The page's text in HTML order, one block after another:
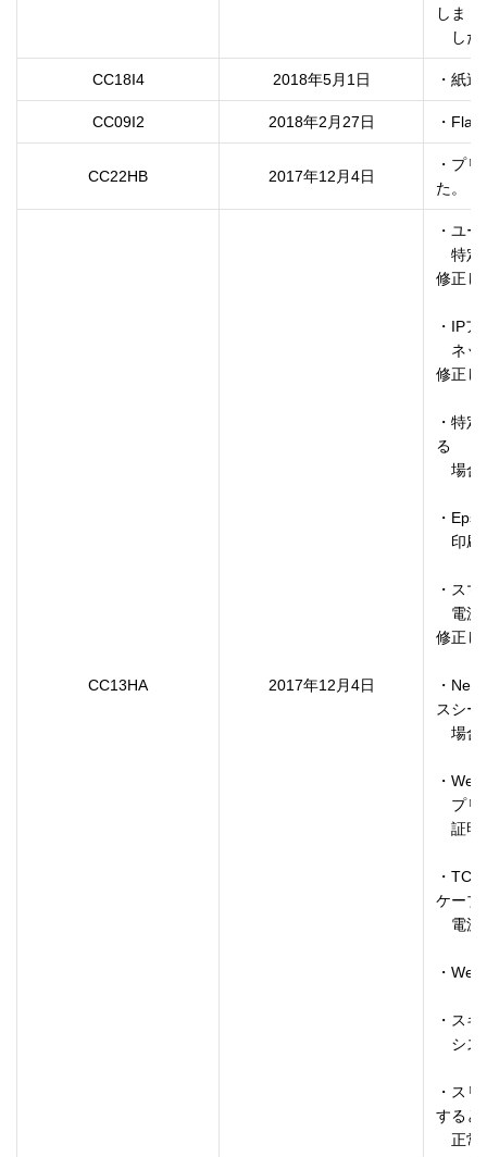
しま
した
CC18I4 2018年5月1日 ・紙
CC09I2 2018年2月27日 ・
CC22HB 2017年12月4日
・プ
CC13HA 2017年12月4日
・ユ
特定
修正し
・IP
ネッ
修正し
・特
る
場合
・
印刷
・ス
電源
修正し
・
スシー
場合
・
プリ
証明
・
ケーブ
電源
・
・ス
シス
・ス
すると